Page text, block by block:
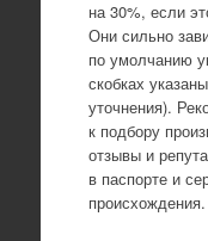
на 30%, если
Они сильно
по умолчанию
скобках
уточнения).
к подбору
отзывы и
в паспорте и
происхождения.